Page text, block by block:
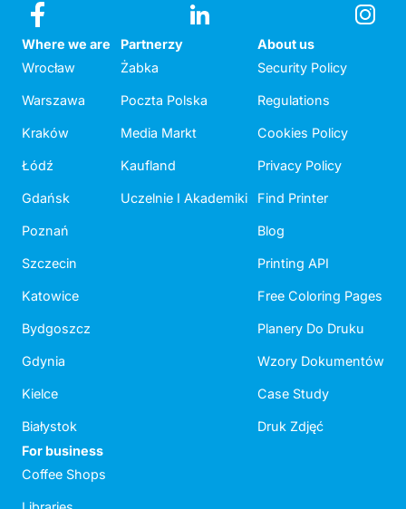
Where we are
Wrocław
Warszawa
Kraków
Łódź
Gdańsk
Poznań
Szczecin
Katowice
Bydgoszcz
Gdynia
Kielce
Białystok
Partnerzy
Żabka
Poczta Polska
Media Markt
Kaufland
Uczelnie I Akademiki
About us
Security Policy
Regulations
Cookies Policy
Privacy Policy
Find Printer
Blog
Printing API
Free Coloring Pages
Planery Do Druku
Wzory Dokumentów
Case Study
Druk Zdjęć
For business
Coffee Shops